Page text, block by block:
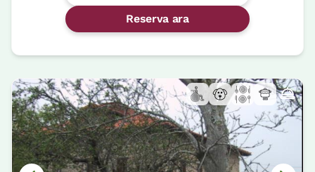
Reserva ara